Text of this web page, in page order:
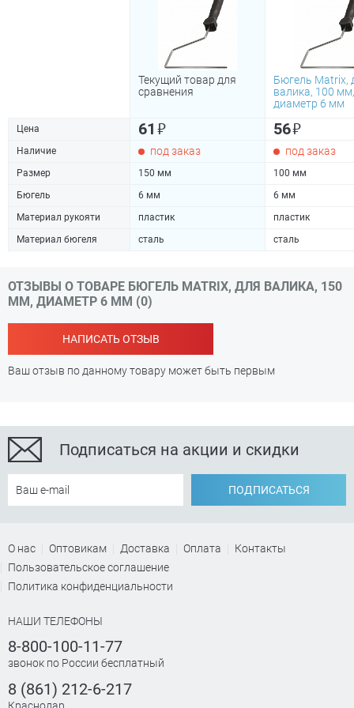
Текущий товар для
сравнения
Бюгель Matrix,
валика, 100 мм,
диаметр 6 мм
Цена 61 ₽ 56₽
Наличие под заказ под заказ
Размер 150 мм
100 мм
Бюгель
6 мм
6 мм
Материал рукояти
пластик
пластик
Материал бюгеля
сталь сталь
ОТЗЫВЫ О ТОВАРЕ БЮГЕЛЬ MATRIX, ДЛЯ ВАЛИКА, 150
ММ, ДИАМЕТР 6 ММ (0)
НАПИСАТЬ ОТЗЫВ
Ваш отзыв по данному товару может быть первым
Подписаться на акции и скидки
ПОДПИСАТЬСЯ
О нас Оптовикам Доставка Оплата
Контакты
Пользовательское соглашение
Политика конфиденциальности
НАШИ ТЕЛЕФОНЫ
8-800-100-11-77
звонок по России бесплатный
8 (861) 212-6-217